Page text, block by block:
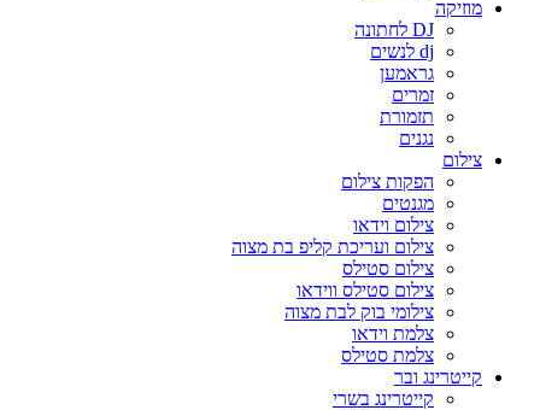
מוזיקה
DJ לחתונה
dj לנשים
גראמען
זמרים
תזמורת
נגנים
צילום
הפקות צילום
מגנטים
צילום וידאו
צילום ועריכת קליפ בת מצוה
צילום סטילס
צילום סטילס ווידאו
צילומי בוק לבת מצוה
צלמת וידאו
צלמת סטילס
קייטרינג ובר
קייטרינג בשרי